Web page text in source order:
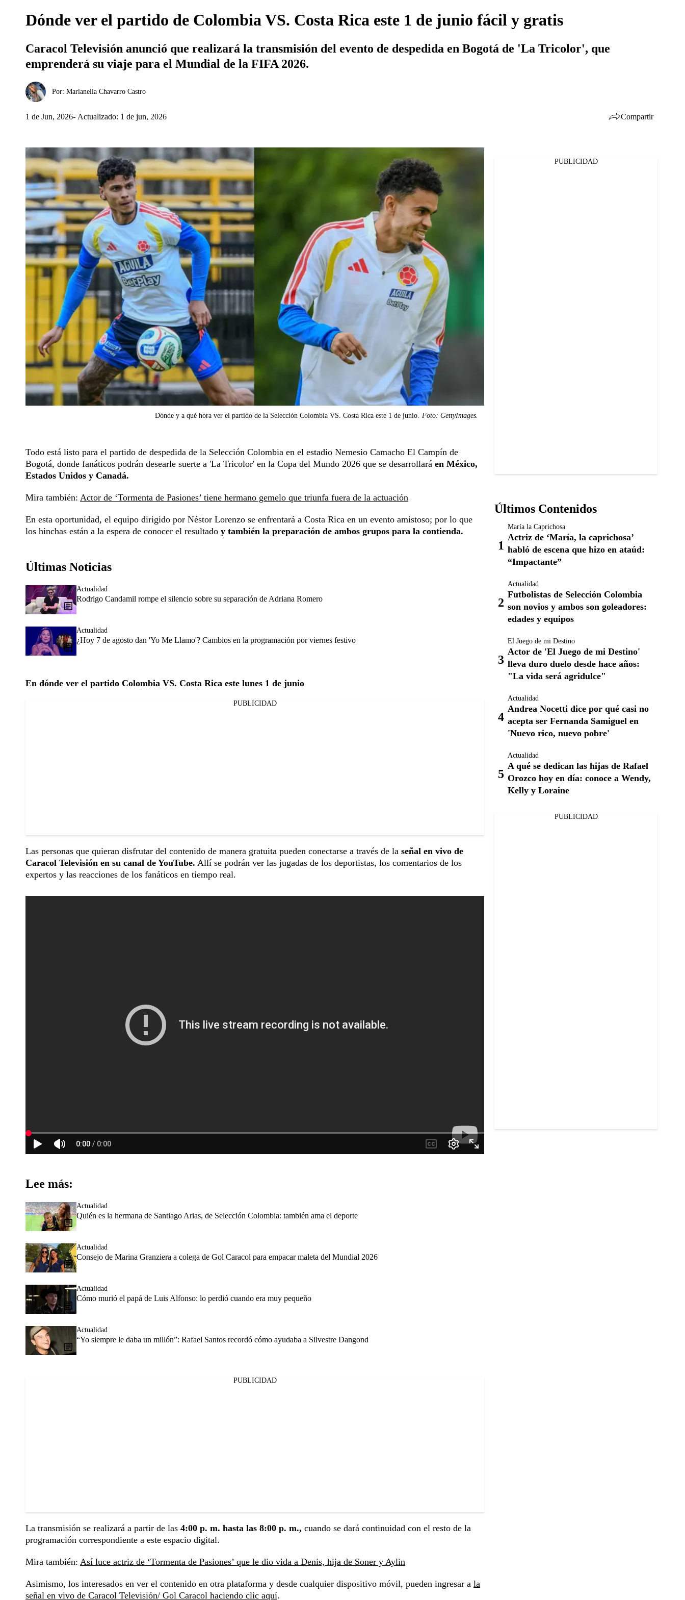
Dónde ver el partido de Colombia VS. Costa Rica este 1 de junio fácil y gratis
Caracol Televisión anunció que realizará la transmisión del evento de despedida en Bogotá de 'La Tricolor', que
emprenderá su viaje para el Mundial de la FIFA 2026.
Por: Marianella Chavarro Castro
1 de Jun, 2026 Actualizado: 1 de jun, 2026 Compartir
Dónde y a qué hora ver el partido de la Selección Colombia VS. Costa Rica este 1 de junio. Foto: GettyImages.
Todo está listo para el partido de despedida de la Selección Colombia en el estadio Nemesio Camacho El Campín de
Bogotá, donde fanáticos podrán desearle suerte a 'La Tricolor' en la Copa del Mundo 2026 que se desarrollará en México,
Estados Unidos y Canadá.
Mira también: Actor de ‘Tormenta de Pasiones’ tiene hermano gemelo que triunfa fuera de la actuación
En esta oportunidad, el equipo dirigido por Néstor Lorenzo se enfrentará a Costa Rica en un evento amistoso; por lo que
los hinchas están a la espera de conocer el resultado y también la preparación de ambos grupos para la contienda.
Últimas Noticias
Actualidad
Rodrigo Candamil rompe el silencio sobre su separación de Adriana Romero
Actualidad
¿Hoy 7 de agosto dan 'Yo Me Llamo'? Cambios en la programación por viernes festivo
En dónde ver el partido Colombia VS. Costa Rica este lunes 1 de junio
PUBLICIDAD
Las personas que quieran disfrutar del contenido de manera gratuita pueden conectarse a través de la señal en vivo de
Caracol Televisión en su canal de YouTube. Allí se podrán ver las jugadas de los deportistas, los comentarios de los
expertos y las reacciones de los fanáticos en tiempo real.
Lee más:
Actualidad
Quién es la hermana de Santiago Arias, de Selección Colombia: también ama el deporte
Actualidad
Consejo de Marina Granziera a colega de Gol Caracol para empacar maleta del Mundial 2026
Actualidad
Cómo murió el papá de Luis Alfonso: lo perdió cuando era muy pequeño
Actualidad
“Yo siempre le daba un millón”: Rafael Santos recordó cómo ayudaba a Silvestre Dangond
PUBLICIDAD
La transmisión se realizará a partir de las 4:00 p. m. hasta las 8:00 p. m., cuando se dará continuidad con el resto de la
programación correspondiente a este espacio digital.
Mira también: Así luce actriz de ‘Tormenta de Pasiones’ que le dio vida a Denis, hija de Soner y Aylin
Asimismo, los interesados en ver el contenido en otra plataforma y desde cualquier dispositivo móvil, pueden ingresar a la
señal en vivo de Caracol Televisión/ Gol Caracol haciendo clic aquí.
PUBLICIDAD
Últimos Contenidos
María la Caprichosa
Actriz de ‘María, la caprichosa’
habló de escena que hizo en ataúd:
“Impactante”
Actualidad
Futbolistas de Selección Colombia
son novios y ambos son goleadores:
edades y equipos
El Juego de mi Destino
Actor de 'El Juego de mi Destino'
lleva duro duelo desde hace años:
"La vida será agridulce"
Actualidad
Andrea Nocetti dice por qué casi no
acepta ser Fernanda Samiguel en
'Nuevo rico, nuevo pobre'
Actualidad
A qué se dedican las hijas de Rafael
Orozco hoy en día: conoce a Wendy,
Kelly y Loraine
PUBLICIDAD